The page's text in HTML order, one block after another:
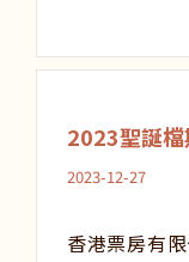
2023聖誕檔
2023-12-27
香港票房有